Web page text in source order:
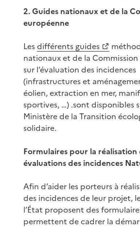
2. Guides nationaux et de la
européenne
Lesdifférents guides
nationaux et de la
sur l’évaluation des incidences
(infrastructures et
éolien, extraction en mer,
sportives, …) .sont disponibles
Ministère de la Transition
solidaire.
Formulaires pour la réalisation
évaluations des incidences
Afin d’aider les porteurs à
des incidences de leur projet,
l’État proposent des
permettent de cadrer la